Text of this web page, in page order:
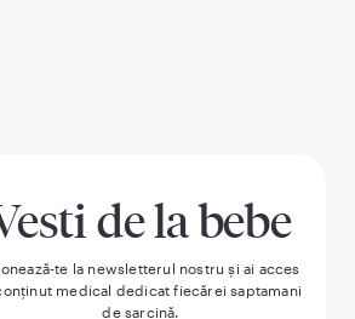
de la bebe
te la newsletterul nostru și ai acces
medical dedicat fiecărei saptamani
de sarcină.